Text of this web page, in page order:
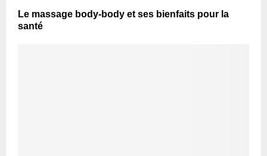
Le massage body-body et ses bienfaits pour la
santé